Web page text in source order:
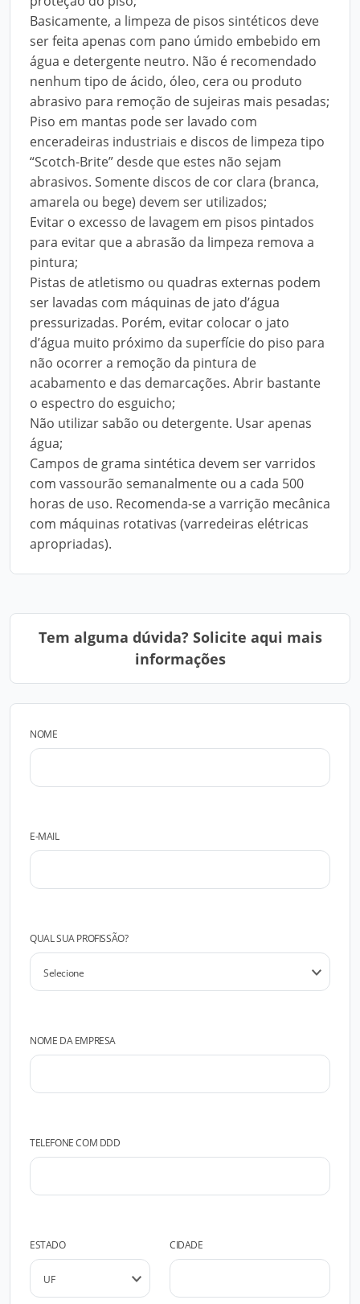
Basicamente, a limpeza de pisos sintéticos deve
ser feita apenas com pano úmido embebido em
água e detergente neutro. Não é recomendado
nenhum tipo de ácido, óleo, cera ou produto
abrasivo para remoção de sujeiras mais pesadas;
Piso em mantas pode ser lavado com
enceradeiras industriais e discos de limpeza tipo
“Scotch-Brite” desde que estes não sejam
abrasivos. Somente discos de cor clara (branca,
amarela ou bege) devem ser utilizados;
Evitar o excesso de lavagem em pisos pintados
para evitar que a abrasão da limpeza remova a
pintura;
Pistas de atletismo ou quadras externas podem
ser lavadas com máquinas de jato d’água
pressurizadas. Porém, evitar colocar o jato
d’água muito próximo da superfície do piso para
não ocorrer a remoção da pintura de
acabamento e das demarcações. Abrir bastante
o espectro do esguicho;
Não utilizar sabão ou detergente. Usar apenas
água;
Campos de grama sintética devem ser varridos
com vassourão semanalmente ou a cada 500
horas de uso. Recomenda-se a varrição mecânica
com máquinas rotativas (varredeiras elétricas
apropriadas).
Tem alguma dúvida? Solicite aqui mais
informações
NOME
E-MAIL
QUAL SUA PROFISSÃO?
NOME DA EMPRESA
TELEFONE COM DDD
ESTADO CIDADE